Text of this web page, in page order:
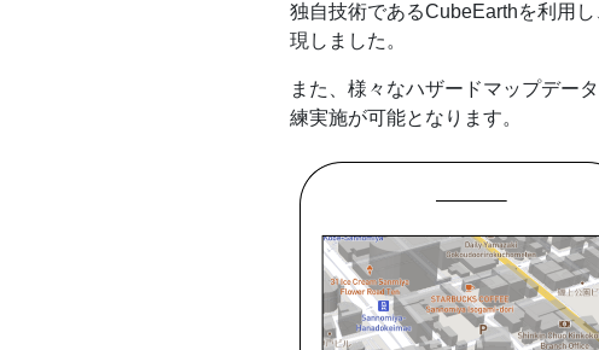
独自技術であるCubeEarthを利用
現しました。
また、様々なハザードマップデー
練実施が可能となります。